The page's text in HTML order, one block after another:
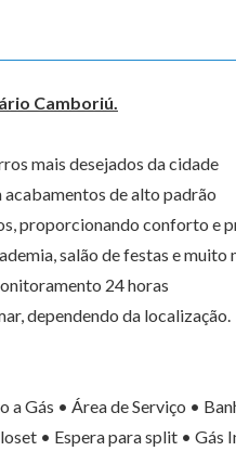
Camboriú.
mais desejados da cidade
de alto padrão
proporcionando conforto e
salão de festas e muito
24 horas
dependendo da localização.
Gás • Área de Serviço •
• Espera para split •